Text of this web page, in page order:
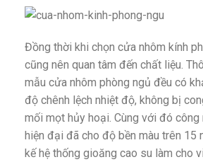
Đồng thời khi chọn cửa nhôm kính
cũng nên quan tâm đến chất liệu.
mẫu cửa nhôm phòng ngủ đều có
độ chênh lệch nhiệt độ, không bị
mối mọt hủy hoại. Cùng với đó công
hiện đại đã cho độ bền màu trên 15
kế hệ thống gioăng cao su làm cho